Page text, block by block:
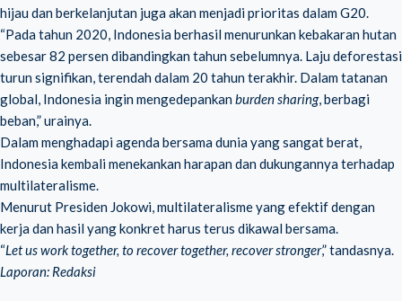
hijau dan berkelanjutan juga akan menjadi prioritas dalam G20.
“Pada tahun 2020, Indonesia berhasil menurunkan kebakaran hutan
sebesar 82 persen dibandingkan tahun sebelumnya. Laju deforestasi
turun signifikan, terendah dalam 20 tahun terakhir. Dalam tatanan
global, Indonesia ingin mengedepankanburden sharing, berbagi
beban,” urainya.
Dalam menghadapi agenda bersama dunia yang sangat berat,
Indonesia kembali menekankan harapan dan dukungannya terhadap
multilateralisme.
Menurut Presiden Jokowi, multilateralisme yang efektif dengan
kerja dan hasil yang konkret harus terus dikawal bersama.
“Let us work together, to recover together, recover stronger,” tandasnya.
Laporan: Redaksi